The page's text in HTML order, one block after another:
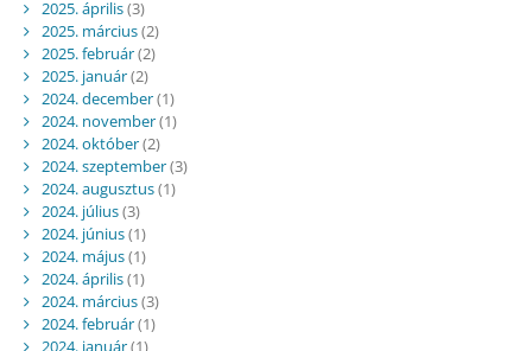
2025. április(3)
2025. március(2)
2025. február(2)
2025. január(2)
2024. december(1)
2024. november(1)
2024. október(2)
2024. szeptember(3)
2024. augusztus(1)
2024. július(3)
2024. június(1)
2024. május(1)
2024. április(1)
2024. március(3)
2024. február(1)
2024. január(1)